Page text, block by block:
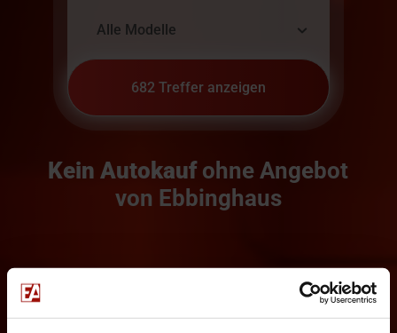
Kein Autokauf ohne Angebot
von Ebbinghaus